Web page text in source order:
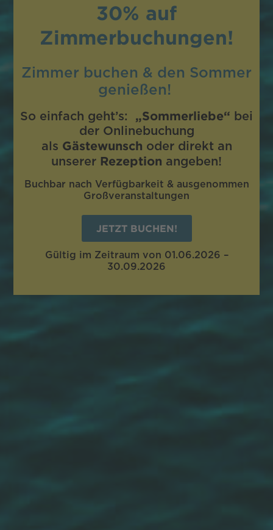
30% auf
Zimmerbuchungen!
Zimmer buchen & den Sommer
genießen!
So einfach geht’s: „Sommerliebe“ bei
der Onlinebuchung
als Gästewunsch oder direkt an
unserer Rezeption angeben!
Buchbar nach Verfügbarkeit & ausgenommen
Großveranstaltungen
JETZT BUCHEN!
Gültig im Zeitraum von 01.06.2026 –
30.09.2026